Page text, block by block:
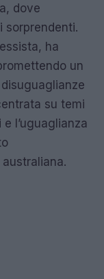
dove
sorprendenti.
ha
un
su temi
l’uguaglianza